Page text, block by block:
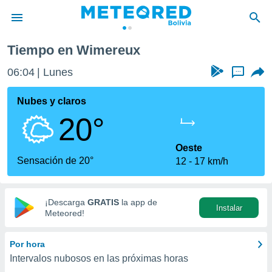
de
ha
calidad.
a este
las
y
digital
basada
Tiempo en Wimereux
06:04 Lunes ...
Nubes y claros
20°
Sensación de 20°
Oeste
12
17 km/h
¡Descarga GRATIS la app de
Meteored!
Instalar
Por hora
Intervalos nubosos en las próximas horas